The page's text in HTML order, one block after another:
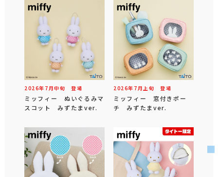
2026年 7 月中旬 登場
ミッフィー ぬいぐるみマ
スコット みずたまver.
2026年 7 月 上旬 登場
ミッフィー 窓付きポー
チ みずたまver.